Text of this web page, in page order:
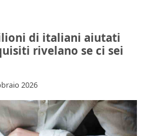
di italiani aiutati
rivelano se ci sei
2026